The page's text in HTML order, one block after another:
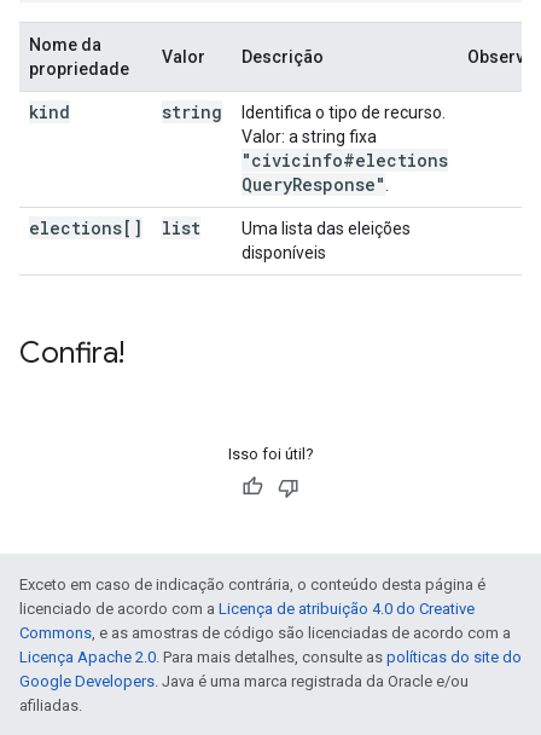
Nome da
propriedade
Valor Descrição
kind string
Identifica o tipo de recurso.
Valor: a string fixa
"civicinfo#elections
QueryResponse"
elections[] list
Uma lista das eleições
disponíveis
Confira!
Isso foi útil?
Exceto em caso de indicação contrária, o conteúdo desta página é
licenciado de acordo com a Licença de atribuição 4.0 do Creative
Commons, e as amostras de código são licenciadas de acordo com a
Licença Apache 2.0. Para mais detalhes, consulte as políticas do site do
Google Developers. Java é uma marca registrada da Oracle e/ou
afiliadas.